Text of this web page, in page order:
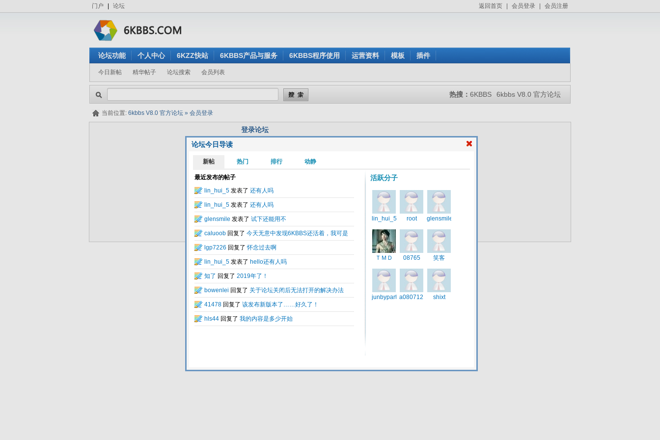
门户 论坛 返回首页 会员登录 会员注册
论坛功能 个人中心 6KZZ快站 6KBBS产品与服务 6KBBS程序使用 运营资料 模板 插件
今日新帖 精华帖子 论坛搜索 会员列表
热搜： 6KBBS 6kbbs V8.0 官方论坛
论坛今日导读
当前位置: 6kbbs V8.0 官方论坛 » 会员登录
登录论坛
用户名:
验证码: 看不清楚？点击刷新验证码
隐身登录: 是 否
记住我的登录状态
Total 0.052103(s) query 3, Time now is:2026-08-08 14:05
Powered by